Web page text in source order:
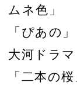
ムネ色」
「ぴあの
大河ドラ
「二本の